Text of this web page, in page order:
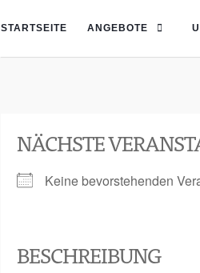
STARTSEITE ANGEBOTE
NÄCHSTE
Keine bevorstehenden
BESCHREIBUNG